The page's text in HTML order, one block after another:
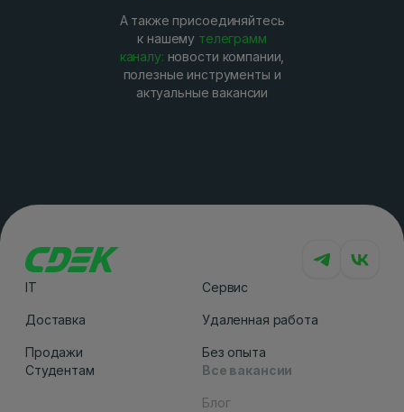
А также присоединяйтесь
к нашему телеграмм
каналу: новости компании,
полезные инструменты и
актуальные вакансии
IT
Доставка
Продажи
Сервис
Удаленная работа
Без опыта
Студентам
Все вакансии
Блог